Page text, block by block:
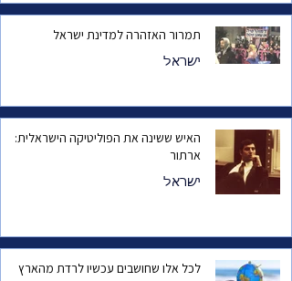
תמרור האזהרה למדינת ישראל
ישראל
האיש ששינה את הפוליטיקה הישראלית:
ארתור
ישראל
לכל אלו שחושבים עכשיו לרדת מהארץ